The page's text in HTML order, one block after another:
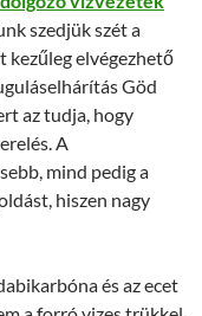
szedjük szét a
kezűleg elvégezhető
Göd
az tudja, hogy
A
mind pedig a
hiszen nagy
és az ecet